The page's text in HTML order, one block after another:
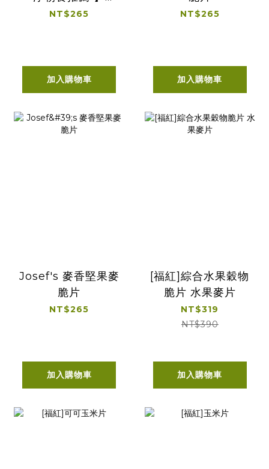
Josef's 綜合莓果麥
NT$265
加入購物車
NT$265
加入購物車
Josef's 麥香堅果麥
脆片
NT$265
加入購物車
[福紅]綜合水果穀物
脆片 水果麥片
NT$319
NT$390
加入購物車